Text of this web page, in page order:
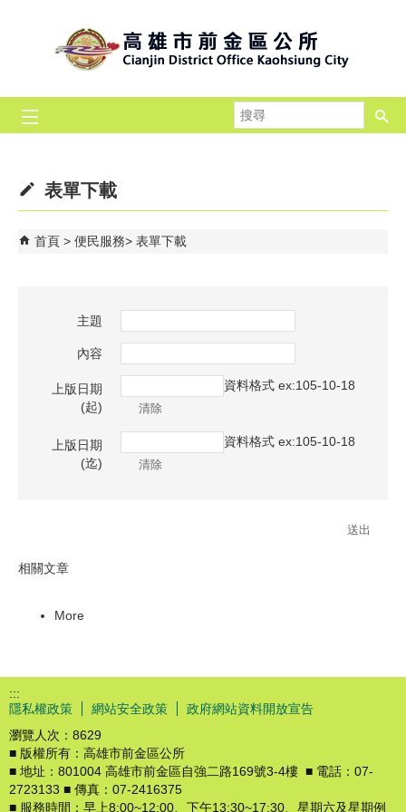
尋
表單下載
首頁 便民服務 表單下載
主題
內容
上版日期
(起)
資料格式 ex:105-10-18
上版日期
(迄)
資料格式 ex:105-10-18
相關文章
More
:::
隱私權政策
網站安全政策
政府網站資料開放宣告
瀏覽人次： 8629
■ 版權所有：高雄市前金區公所
■ 地址：801004 高雄市前金區自強二路169號3-4樓 ■ 電話：07-
2723133 ■ 傳真：07-2416375
■ 服務時間：早上8:00~12:00、下午13:30~17:30、星期六及星期例